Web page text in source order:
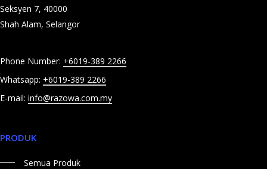
Seksyen 7, 40000
Shah Alam, Selangor
Phone Number: +6019-389 2266
Whatsapp: +6019-389 2266
E-mail:info@razowa.com.my
PRODUK
Semua Produk